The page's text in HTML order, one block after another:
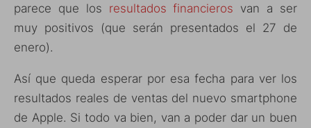
parece que los resultados financieros van a ser
muy positivos (que serán presentados el 27 de
enero).
Así que queda esperar por esa fecha para ver los
resultados reales de ventas del nuevo smartphone
de Apple. Si todo va bien, van a poder dar un buen